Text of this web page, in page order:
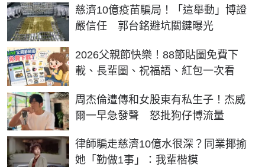
慈濟10億疫苗騙局！「這舉動」博證
嚴信任 郭台銘避坑關鍵曝光
2026父親節快樂！88節貼圖免費下
載、長輩圖、祝福語、紅包一次看
周杰倫遭傳和女股東有私生子！杰威
爾一早急發聲 怒批狗仔博流量
律師騙走慈濟10億水很深？同業揶揄
她「勤做1事」：我輩楷模